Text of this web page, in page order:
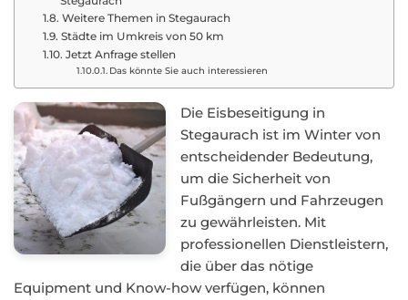
Weitere Themen in Stegaurach
Städte im Umkreis von 50 km
Jetzt Anfrage stellen
Das könnte Sie auch interessieren
Die Eisbeseitigung in
Stegaurach ist im Winter von
entscheidender Bedeutung,
um die Sicherheit von
Fußgängern und Fahrzeugen
zu gewährleisten. Mit
professionellen Dienstleistern,
die über das nötige
Equipment und Know-how verfügen, können